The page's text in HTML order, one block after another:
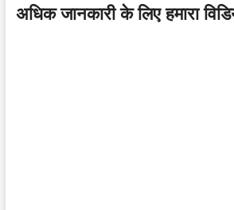
अधिक जानकारी के लिए हमारा